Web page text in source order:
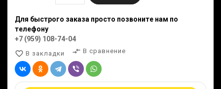
Для быстрого заказа просто позвоните нам по
телефону
+7 (959) 108-74-04
favorite_border В закладки compare_arrows В сравнение